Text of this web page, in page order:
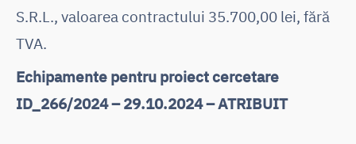
S.R.L., valoarea contractului 35.700,00 lei, fără
TVA.
Echipamente pentru proiect cercetare
ID_266/2024 – 29.10.2024 – ATRIBUIT